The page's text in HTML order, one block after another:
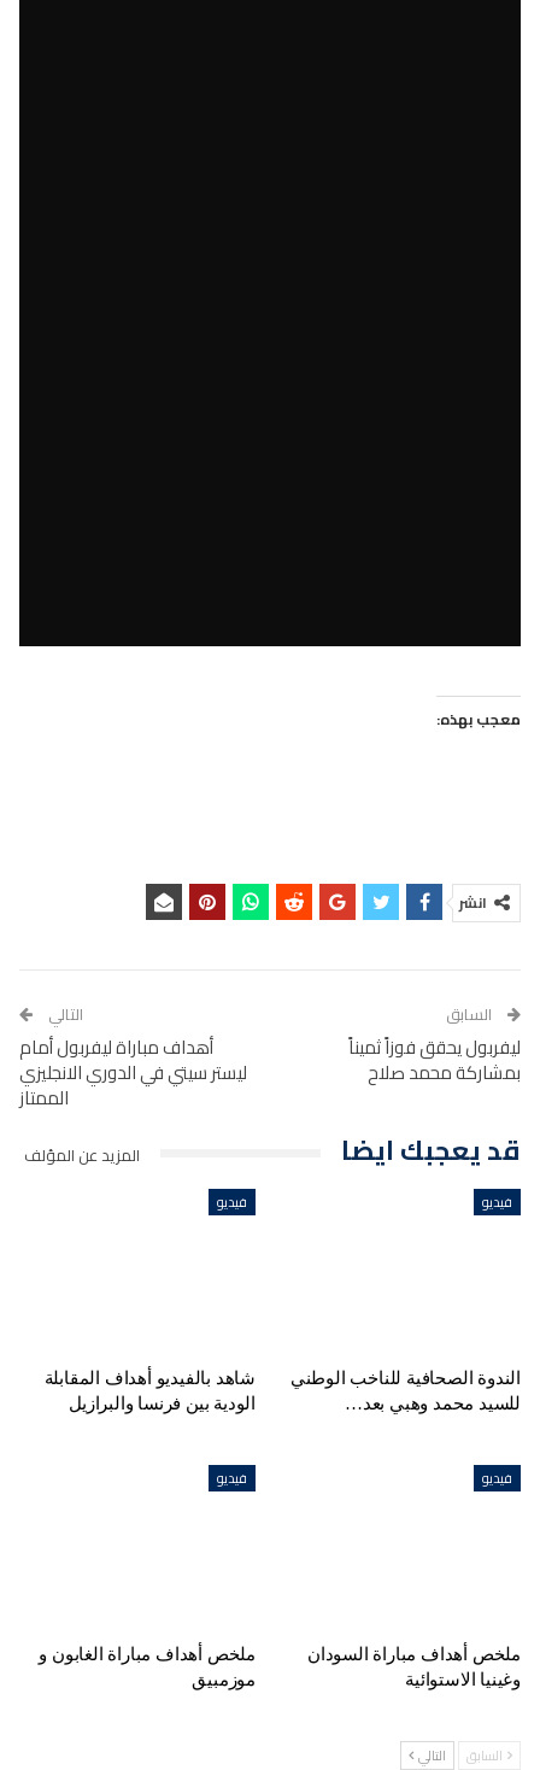
معجب بهذه:
انشر
السابق
ليفربول يحقق فوزاً ثميناً
بمشاركة محمد صلاح
التالي
أهداف مباراة ليفربول أمام
ليستر سيتي في الدوري الانجليزي
الممتاز
قد يعجبك ايضا المزيد عن المؤلف
فيديو
الندوة الصحافية للناخب الوطني
للسيد محمد وهبي بعد…
فيديو
شاهد بالفيديو أهداف المقابلة
الودية بين فرنسا والبرازيل
فيديو
ملخص أهداف مباراة السودان
وغينيا الاستوائية
فيديو
ملخص أهداف مباراة الغابون و
موزمبيق
السابق التالي